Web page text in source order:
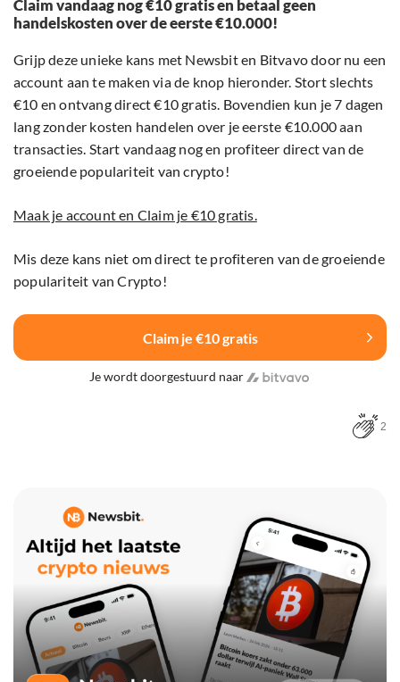
Claim vandaag nog €10 gratis en betaal geen
handelskosten over de eerste €10.000!
Grijp deze unieke kans met Newsbit en Bitvavo door nu een
account aan te maken via de knop hieronder. Stort slechts
€10 en ontvang direct €10 gratis. Bovendien kun je 7 dagen
lang zonder kosten handelen over je eerste €10.000 aan
transacties. Start vandaag nog en profiteer direct van de
groeiende populariteit van crypto!
Maak je account en Claim je €10 gratis.
Mis deze kans niet om direct te profiteren van de groeiende
populariteit van Crypto!
Claim je €10 gratis
Je wordt doorgestuurd naar
2